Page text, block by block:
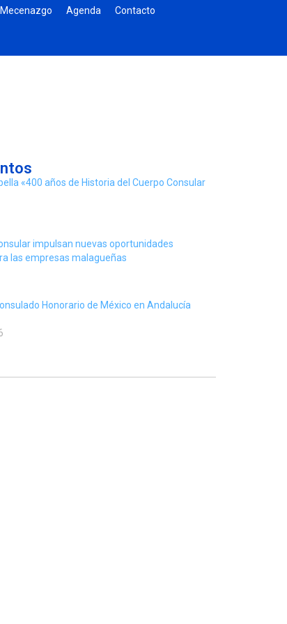
Agenda Contacto
«400 años de Historia del Cuerpo Consular
impulsan nuevas oportunidades
las empresas malagueñas
Honorario de México en Andalucía